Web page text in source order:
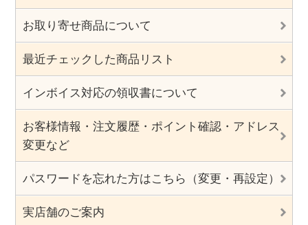
お取り寄せ商品について
最近チェックした商品リスト
インボイス対応の領収書について
お客様情報・注文履歴・ポイント確認・アドレス
変更など
パスワードを忘れた方はこちら（変更・再設定）
実店舗のご案内